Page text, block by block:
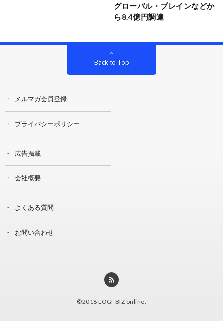
グローバル・ブレインなどか
ら8.4億円調達
Back to Top
メルマガ会員登録
プライバシーポリシー
広告掲載
会社概要
よくある質問
お問い合わせ
©2018 LOGI-BIZ online